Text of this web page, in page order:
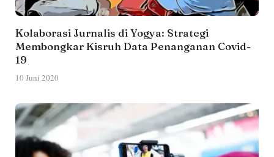
Kolaborasi Jurnalis di Yogya: Strategi
Membongkar Kisruh Data Penanganan Covid-
19
10 Juni 2020